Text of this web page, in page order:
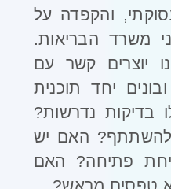
והקפדה על
משרד הבריאות.
יוצרים קשר עם
יחד תוכנית
בדיקות נדרשות?
להשתתף? האם יש
פתיחה? האם
טפסים מראש?